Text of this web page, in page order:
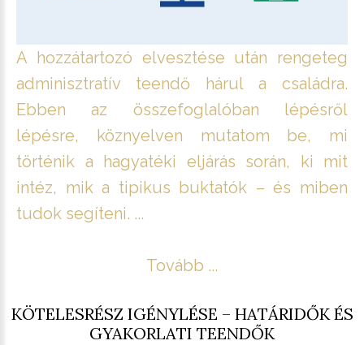
A hozzátartozó elvesztése után rengeteg
adminisztratív teendő hárul a családra.
Ebben az összefoglalóban lépésről
lépésre, köznyelven mutatom be, mi
történik a hagyatéki eljárás során, ki mit
intéz, mik a tipikus buktatók – és miben
tudok segíteni. ...
Tovább ...
KÖTELESRÉSZ IGÉNYLÉSE – HATÁRIDŐK ÉS
GYAKORLATI TEENDŐK